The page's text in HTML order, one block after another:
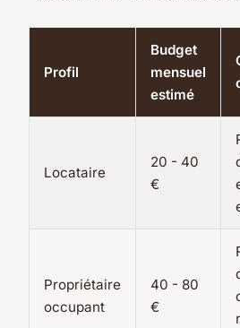
Profil
Budget
mensuel
estimé
Locataire
20 - 40
€
Propriétaire
occupant
40 - 80
€